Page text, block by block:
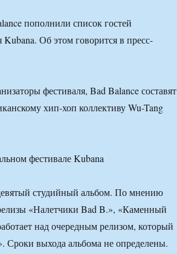
пополнили список гостей
Об этом говорится в пресс-
фестиваля, Bad Balance составят
хип-хоп коллективу Wu-Tang
студийный альбом. По мнению
«Налетчики Bad B.», «Каменный
над очередным релизом, который
Сроки выхода альбома не определены.